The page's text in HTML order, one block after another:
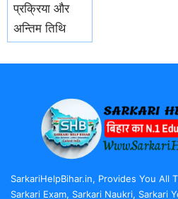
प्रक्रिया और
अन्तिम तिथि
SarkariHelpBihar.in, Provides You All
Sarkari Exam, Sarkari Naukri, Sarkari